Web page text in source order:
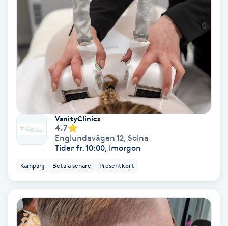
Skäggfärgning
Skäggklippning
Skäggtrimmning
Slingor
Sockring
VanityClinics
4.7
Englundavägen 12, Solna
Tider fr. 10:00, Imorgon
Kampanj Betala senare Presentkort